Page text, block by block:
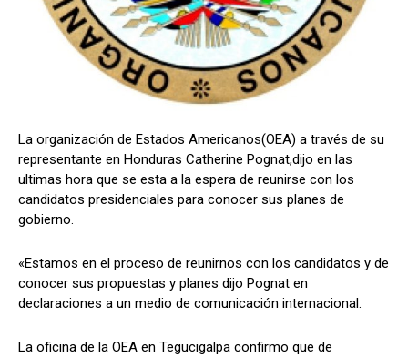
Comparta
Facebook X WhatsApp
Síganos
Comparta
Facebook X WhatsApp
Síganos
La organización de Estados Americanos(OEA) a través de su
representante en Honduras Catherine Pognat,dijo en las
ultimas hora que se esta a la espera de reunirse con los
candidatos presidenciales para conocer sus planes de
gobierno.
«Estamos en el proceso de reunirnos con los candidatos y de
conocer sus propuestas y planes dijo Pognat en
declaraciones a un medio de comunicación internacional.
La oficina de la OEA en Tegucigalpa confirmo que de